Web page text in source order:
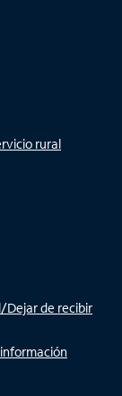
rural
Dejar de recibir